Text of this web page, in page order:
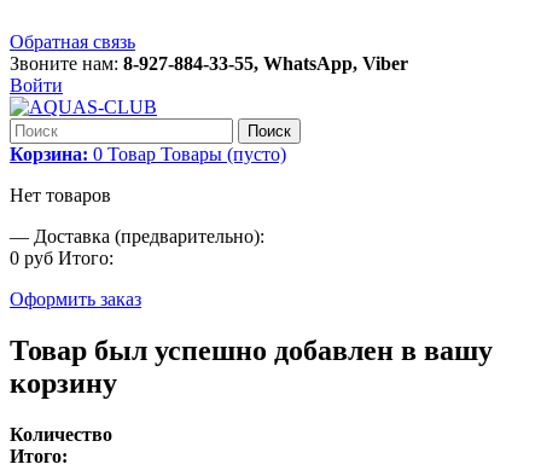
Обратная связь
Звоните нам: 8-927-884-33-55, WhatsApp, Viber
Войти
Поиск
Корзина: 0 Товар Товары (пусто)
Нет товаров
— Доставка (предварительно):
0 руб Итого:
Оформить заказ
Товар был успешно добавлен в вашу
корзину
Количество
Итого: